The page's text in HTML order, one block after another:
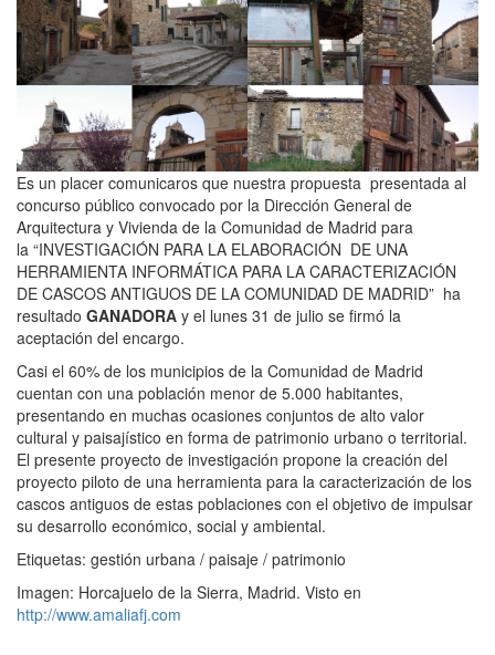
Es un placer comunicaros que nuestra propuesta presentada al
concurso público convocado por la Dirección General de
Arquitectura y Vivienda de la Comunidad de Madrid para
la “INVESTIGACIÓN PARA LA ELABORACIÓN DE UNA
HERRAMIENTA INFORMÁTICA PARA LA CARACTERIZACIÓN
DE CASCOS ANTIGUOS DE LA COMUNIDAD DE MADRID” ha
resultado GANADORA y el lunes 31 de julio se firmó la
aceptación del encargo.
Casi el 60% de los municipios de la Comunidad de Madrid
cuentan con una población menor de 5.000 habitantes,
presentando en muchas ocasiones conjuntos de alto valor
cultural y paisajístico en forma de patrimonio urbano o territorial.
El presente proyecto de investigación propone la creación del
proyecto piloto de una herramienta para la caracterización de los
cascos antiguos de estas poblaciones con el objetivo de impulsar
su desarrollo económico, social y ambiental.
Etiquetas: gestión urbana / paisaje / patrimonio
Imagen: Horcajuelo de la Sierra, Madrid. Visto en
http://www.amaliafj.com